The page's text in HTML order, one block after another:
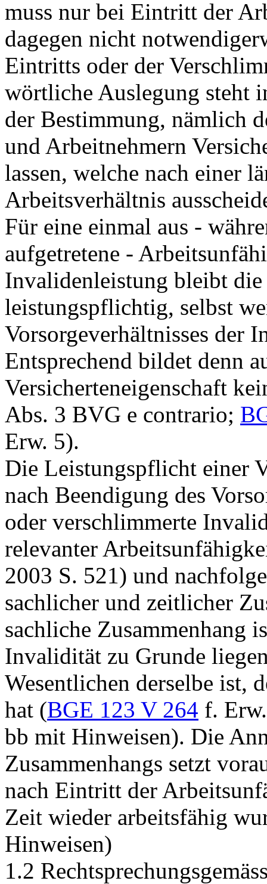
muss nur bei Eintritt der
dagegen nicht
Eintritts oder der
wörtliche Auslegung steht
der Bestimmung, nämlich
und Arbeitnehmern
lassen, welche nach einer
Arbeitsverhältnis
Für eine einmal aus -
aufgetretene -
Invalidenleistung bleibt
leistungspflichtig, selbst
Vorsorgeverhältnisses der
Entsprechend bildet denn
Versicherteneigenschaft
Abs. 3 BVG e contrario;
Erw. 5).
Die Leistungspflicht einer
nach Beendigung des
oder verschlimmerte
relevanter
2003 S. 521) und
sachlicher und zeitlicher
sachliche Zusammenhang
Invalidität zu Grunde
Wesentlichen derselbe ist,
hat (BGE 123 V 264 f.
bb mit Hinweisen). Die
Zusammenhangs setzt
nach Eintritt der
Zeit wieder arbeitsfähig
Hinweisen)
1.2